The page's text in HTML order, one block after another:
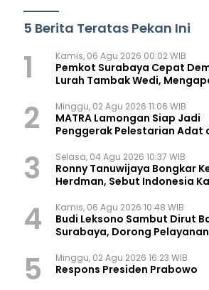
5 Berita Teratas Pekan Ini
1 Kamis, 06 Agu 2026 00:02 WIB
Pemkot Surabaya Cepat
Lurah Tambak Wedi,
2 Minggu, 02 Agu 2026 11:06 WIB
MATRA Lamongan Siap Jadi
Penggerak Pelestarian Adat
3 Selasa, 04 Agu 2026 10:37 WIB
Ronny Tanuwijaya Bongkar
Herdman, Sebut Indonesia
4 Kamis, 06 Agu 2026 10:48 WIB
Budi Leksono Sambut Dirut
Surabaya, Dorong
5 Minggu, 02 Agu 2026 16:23 WIB
Respons Presiden Prabowo